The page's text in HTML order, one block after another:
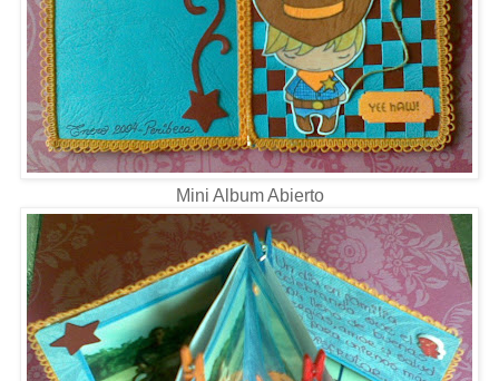
Mini Album Abierto